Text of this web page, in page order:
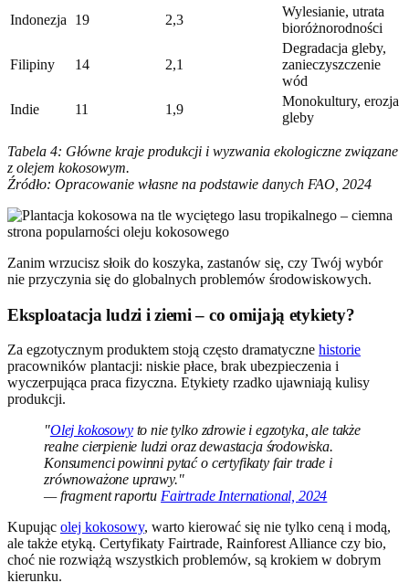
Indonezja 19 2,3
Wylesianie, utrata
bioróżnorodności
Filipiny 14 2,1
Degradacja gleby,
zanieczyszczenie
wód
Indie
11 1,9
Monokultury, erozja
gleby
Tabela 4: Główne kraje produkcji i wyzwania ekologiczne związane
z olejem kokosowym.
Źródło: Opracowanie własne na podstawie danych FAO, 2024
Zanim wrzucisz słoik do koszyka, zastanów się, czy Twój wybór
nie przyczynia się do globalnych problemów środowiskowych.
Eksploatacja ludzi i ziemi – co omijają etykiety?
Za egzotycznym produktem stoją często dramatyczne historie
pracowników plantacji: niskie płace, brak ubezpieczenia i
wyczerpująca praca fizyczna. Etykiety rzadko ujawniają kulisy
produkcji.
"Olej kokosowyto nie tylko zdrowie i egzotyka, ale także
realne cierpienie ludzi oraz dewastacja środowiska.
Konsumenci powinni pytać o certyfikaty fair trade i
zrównoważone uprawy."
— fragment raportu Fairtrade International, 2024
Kupując olej kokosowy, warto kierować się nie tylko ceną i modą,
ale także etyką. Certyfikaty Fairtrade, Rainforest Alliance czy bio,
choć nie rozwiążą wszystkich problemów, są krokiem w dobrym
kierunku.